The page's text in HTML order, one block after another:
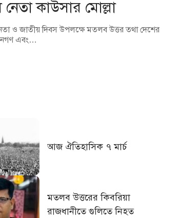
কাউসার মোল্লা
ও জাতীয় দিবস উপলক্ষে মতলব উত্তর তথা দেশের
এবং…
আজ ঐতিহাসিক ৭ মার্চ
মতলব উত্তরের কিবরিয়া
রাজধানীতে গুলিতে নিহত